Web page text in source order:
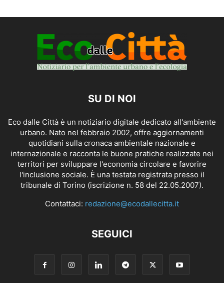
SU DI NOI
Eco dalle Città è un notiziario digitale dedicato all'ambiente
urbano. Nato nel febbraio 2002, offre aggiornamenti
quotidiani sulla cronaca ambientale nazionale e
internazionale e racconta le buone pratiche realizzate nei
territori per sviluppare l'economia circolare e favorire
l'inclusione sociale. È una testata registrata presso il
tribunale di Torino (iscrizione n. 58 del 22.05.2007).
Contattaci: redazione@ecodallecitta.it
SEGUICI